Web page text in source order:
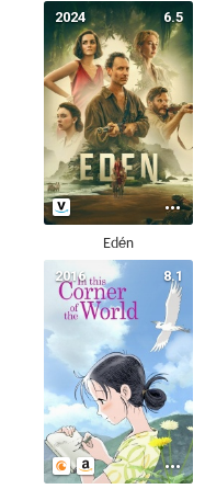
6.5
2024
Edén
8.1
2016